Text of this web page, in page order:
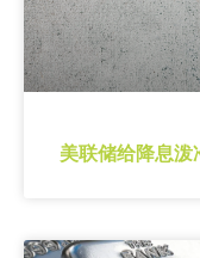
美联储给降息泼